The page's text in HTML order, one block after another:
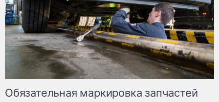
Обязательная маркировка запчастей